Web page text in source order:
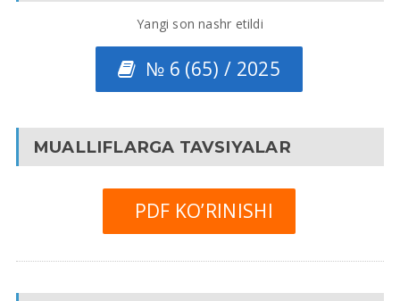
Yangi son nashr etildi
№ 6 (65) / 2025
MUALLIFLARGA TAVSIYALAR
PDF KO’RINISHI